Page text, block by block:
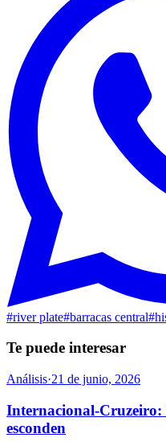
#river plate#barracas central#
Te puede interesar
Análisis·21 de junio, 2026
Internacional-Cruzeiro:
esconden